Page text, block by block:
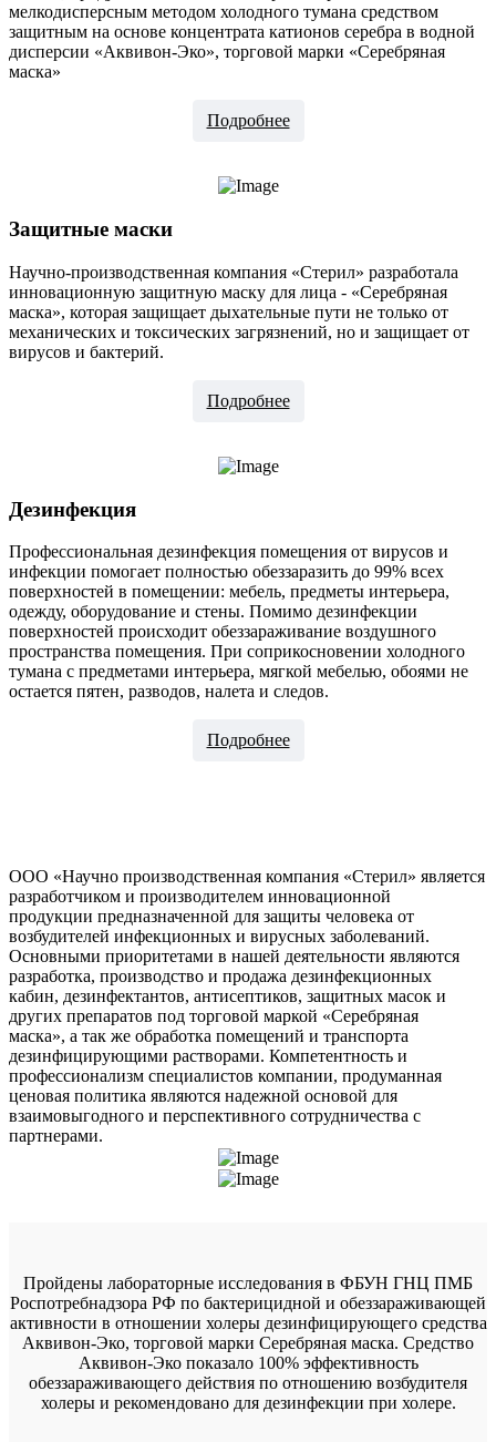
мелкодисперсным методом холодного тумана средством
защитным на основе концентрата катионов серебра в водной
дисперсии «Аквивон-Эко», торговой марки «Серебряная
маска»
Подробнее
Защитные маски
Научно-производственная компания «Стерил» разработала
инновационную защитную маску для лица - «Серебряная
маска», которая защищает дыхательные пути не только от
механических и токсических загрязнений, но и защищает от
вирусов и бактерий.
Подробнее
Дезинфекция
Профессиональная дезинфекция помещения от вирусов и
инфекции помогает полностью обеззаразить до 99% всех
поверхностей в помещении: мебель, предметы интерьера,
одежду, оборудование и стены. Помимо дезинфекции
поверхностей происходит обеззараживание воздушного
пространства помещения. При соприкосновении холодного
тумана с предметами интерьера, мягкой мебелью, обоями не
остается пятен, разводов, налета и следов.
Подробнее
ООО «Научно производственная компания «Стерил» является
разработчиком и производителем инновационной
продукции предназначенной для защиты человека от
возбудителей инфекционных и вирусных заболеваний.
Основными приоритетами в нашей деятельности являются
разработка, производство и продажа дезинфекционных
кабин, дезинфектантов, антисептиков, защитных масок и
других препаратов под торговой маркой «Серебряная
маска», а так же обработка помещений и транспорта
дезинфицирующими растворами. Компетентность и
профессионализм специалистов компании, продуманная
ценовая политика являются надежной основой для
взаимовыгодного и перспективного сотрудничества с
партнерами.
Пройдены лабораторные исследования в ФБУН ГНЦ ПМБ
Роспотребнадзора РФ по бактерицидной и обеззараживающей
активности в отношении холеры дезинфицирующего средства
Аквивон-Эко, торговой марки Серебряная маска. Средство
Аквивон-Эко показало 100% эффективность
обеззараживающего действия по отношению возбудителя
холеры и рекомендовано для дезинфекции при холере.